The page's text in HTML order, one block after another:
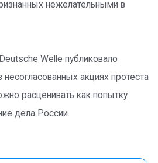
нежелательными в
Welle публиковало
акциях протеста
расценивать как попытку
дела России.